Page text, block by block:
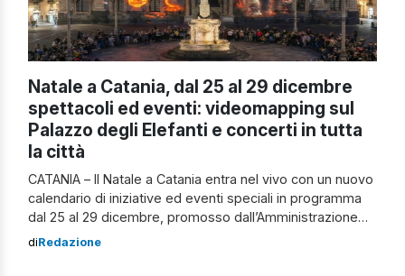
Natale a Catania, dal 25 al 29 dicembre
spettacoli ed eventi: videomapping sul
Palazzo degli Elefanti e concerti in tutta
la città
CATANIA – Il Natale a Catania entra nel vivo con un nuovo
calendario di iniziative ed eventi speciali in programma
dal 25 al 29 dicembre, promosso dall’Amministrazione
comunale guidata dal sindaco Enrico Trantino. Un
diRedazione